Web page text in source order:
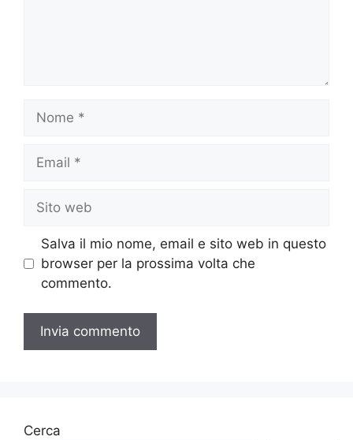
web
Salva il mio nome, email e sito web in questo
browser per la prossima volta che
commento.
Cerca